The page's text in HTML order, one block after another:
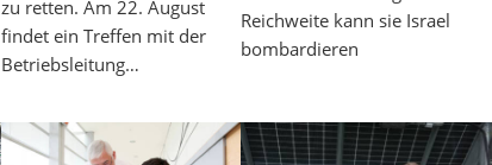
zu retten. Am 22. August
findet ein Treffen mit der
Betriebsleitung…
Reichweite kann sie Israel
bombardieren